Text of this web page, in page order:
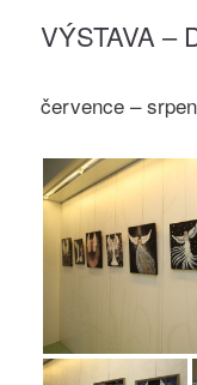
VÝSTAVA –
července –